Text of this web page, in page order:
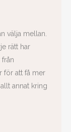
välja mellan.
rätt har
för att få mer
annat kring